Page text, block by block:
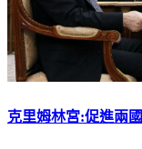
克里姆林宮:促進兩